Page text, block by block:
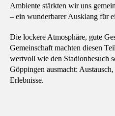
Ambiente stärkten wir uns
– ein wunderbarer Ausklang für
Die lockere Atmosphäre, gute
Gemeinschaft machten diesen
wertvoll wie den Stadionbesuch
Göppingen ausmacht:
Erlebnisse.